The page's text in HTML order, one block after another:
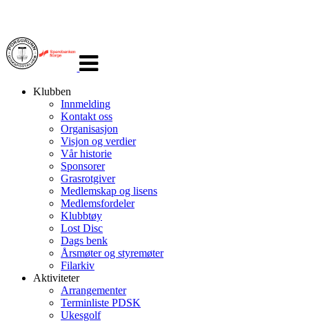
navigasjon
Klubben
Innmelding
Kontakt oss
Organisasjon
Visjon og verdier
Vår historie
Sponsorer
Grasrotgiver
Medlemskap og lisens
Medlemsfordeler
Klubbtøy
Lost Disc
Dags benk
Årsmøter og styremøter
Filarkiv
Aktiviteter
Arrangementer
Terminliste PDSK
Ukesgolf